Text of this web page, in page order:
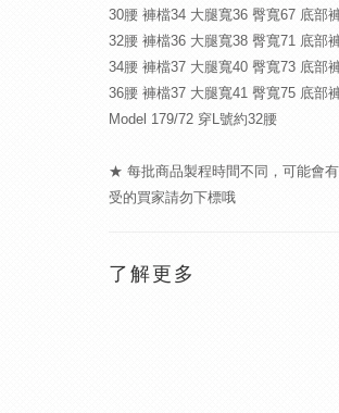
30腰 褲檔34 大腿寬36 臀寬67 底部
32腰 褲檔36 大腿寬38 臀寬71 底部
34腰 褲檔37 大腿寬40 臀寬73 底部
36腰 褲檔37 大腿寬41 臀寬75 底部
Model 179/72 穿L號約32腰
★ 每批商品製程時間不同，可能會
受的買家請勿下標哦
了解更多